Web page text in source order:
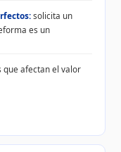
solicita un
es un
que afectan el valor